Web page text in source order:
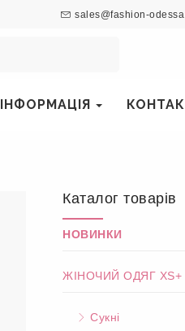
sales@fashion-
ІНФОРМАЦІЯ
Каталог товарів
НОВИНКИ
ЖІНОЧИЙ ОДЯГ XS+
Сукні